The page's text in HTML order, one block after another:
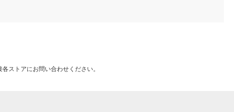
ストアにお問い合わせください。